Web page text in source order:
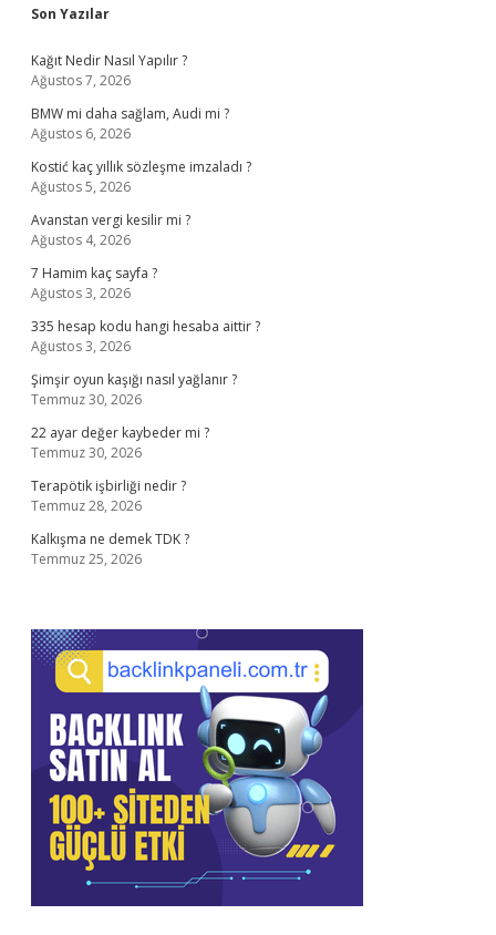
Sidebar
Son Yazılar
Kağıt Nedir Nasıl Yapılır ?
Ağustos 7, 2026
BMW mi daha sağlam, Audi mi ?
Ağustos 6, 2026
Kostić kaç yıllık sözleşme imzaladı ?
Ağustos 5, 2026
Avanstan vergi kesilir mi ?
Ağustos 4, 2026
7 Hamim kaç sayfa ?
Ağustos 3, 2026
335 hesap kodu hangi hesaba aittir ?
Ağustos 3, 2026
Şimşir oyun kaşığı nasıl yağlanır ?
Temmuz 30, 2026
22 ayar değer kaybeder mi ?
Temmuz 30, 2026
Terapötik işbirliği nedir ?
Temmuz 28, 2026
Kalkışma ne demek TDK ?
Temmuz 25, 2026